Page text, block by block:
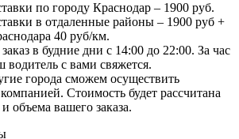
по городу Краснодар – 1900 руб.
в отдаленные районы – 1900 руб +
40 руб/км.
в будние дни с 14:00 до 22:00. За час
водитель с вами свяжется.
города сможем осуществить
Стоимость будет рассчитана
объема вашего заказа.